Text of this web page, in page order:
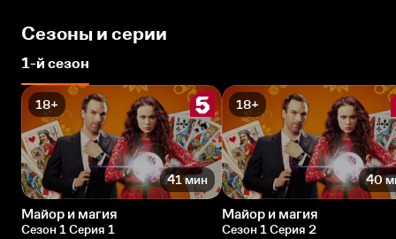
Сезоны и серии
1-й сезон
18+
41 мин
Майор и магия
Сезон 1 Серия 1
18+
40
Майор и магия
Сезон 1 Серия 2